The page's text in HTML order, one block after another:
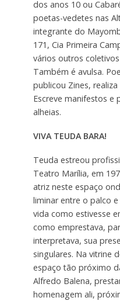
dos anos 10 ou
poetas-vedetes nas
integrante do
171, Cia Primeira
vários outros
Também é avulsa.
publicou Zines,
Escreve manifestos e
alheias.
VIVA TEUDA BARA!
Teuda estreou
Teatro Marília, em
atriz neste espaço
liminar entre o palco
vida como estivesse
como emprestava,
interpretava, sua
singulares. Na vitrine
espaço tão próximo
Alfredo Balena,
homenagem ali,